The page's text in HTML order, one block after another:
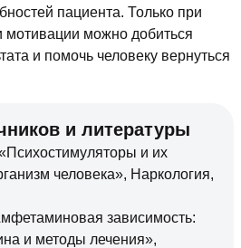
пациента. Только при
мотивации можно добиться
и помочь человеку вернуться
и литературы
и их
человека», Наркология,
зависимость:
и методы лечения»,